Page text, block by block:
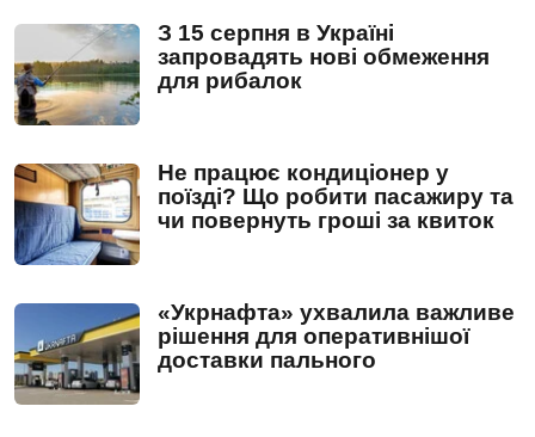
З 15 серпня в Україні
запровадять нові обмеження
для рибалок
Не працює кондиціонер у
поїзді? Що робити пасажиру та
чи повернуть гроші за квиток
«Укрнафта» ухвалила важливе
рішення для оперативнішої
доставки пального